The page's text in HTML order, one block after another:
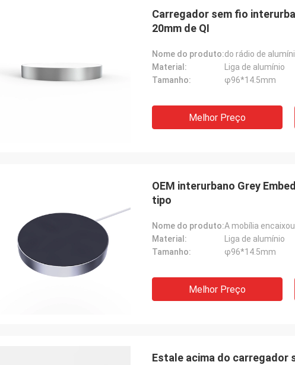
Carregador sem fio
20mm de QI
Nome do produto:
Material:
Liga de alumínio
Tamanho:
φ96*14.5mm
Melhor Preço
OEM interurbano Grey
tipo
Nome do produto:A mobília
Material:
Liga de alumínio
Tamanho:
φ96*14.5mm
Melhor Preço
Estale acima do carregador